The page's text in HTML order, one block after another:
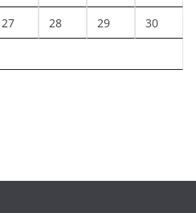
27 28 29 30